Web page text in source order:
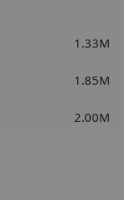
1.33M
1.85M
2.00M